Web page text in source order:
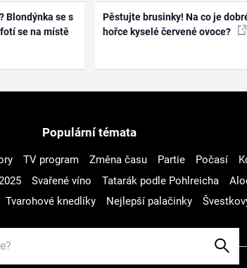
Blondýnka se s
se na místě
Pěstujte brusinky! Na co je
hořce kyselé červené ovoce?
Populární témata
TV program Změna času Partie Počasí
Svařené víno Tatarák podle Pohlreicha
Tvarohové knedlíky Nejlepší palačinky